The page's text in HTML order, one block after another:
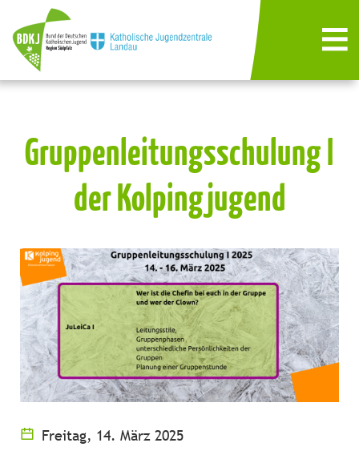
Gruppenleitungsschulung I
der Kolpingjugend
Freitag, 14. März 2025